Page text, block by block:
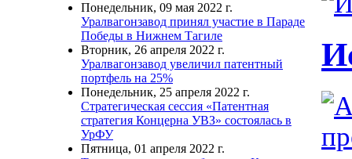
Понедельник, 09 мая 2022 г.
Уралвагонзавод принял участие в Параде
Победы в Нижнем Тагиле
Вторник, 26 апреля 2022 г.
Уралвагонзавод увеличил патентный
портфель на 25%
Понедельник, 25 апреля 2022 г.
Стратегическая сессия «Патентная
стратегия Концерна УВЗ» состоялась в
УрФУ
Пятница, 01 апреля 2022 г.